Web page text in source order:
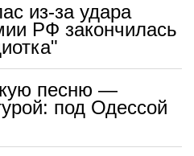
из-за удара
РФ закончилась
песню —
под Одессой